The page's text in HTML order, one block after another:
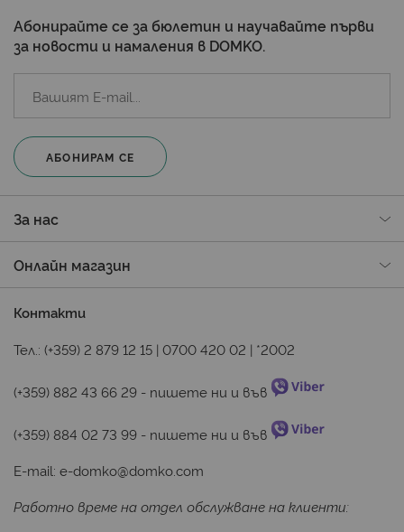
Абонирайте се за бюлетин и научавайте първи
за новости и намаления в DOMKO.
АБОНИРАМ СЕ
За нас
Онлайн магазин
Контакти
Тел.: (+359) 2 879 12 15 | 0700 420 02 | *2002
(+359) 882 43 66 29 - пишете ни и във
(+359) 884 02 73 99 - пишете ни и във
E-mail: e-domko@domko.com
Работно време на отдел обслужване на клиенти: